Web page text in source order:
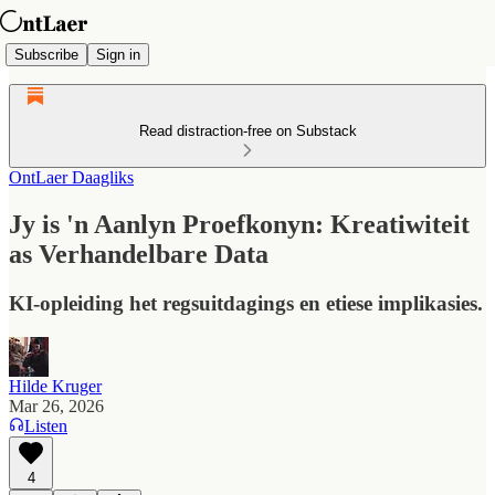
Subscribe Sign in
Read distraction-free on Substack
OntLaer Daagliks
Jy is 'n Aanlyn Proefkonyn: Kreatiwiteit
as Verhandelbare Data
KI-opleiding het regsuitdagings en etiese implikasies.
Hilde Kruger
Mar 26, 2026
Listen
4